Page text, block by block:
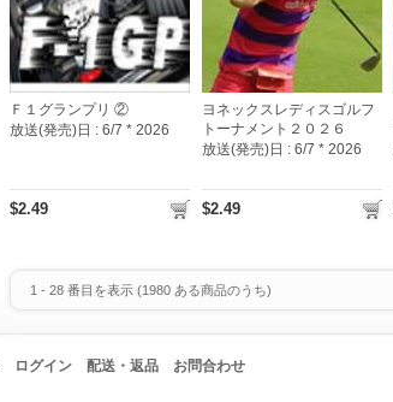
Ｆ１グランプリ ②
放送(発売)日 : 6/7 * 2026
$2.49
ヨネックスレディスゴルフ
トーナメント２０２６
放送(発売)日 : 6/7 * 2026
$2.49
1 - 28 番目を表示 (1980 ある商品のうち)
ログイン 配送・返品 お問合わせ